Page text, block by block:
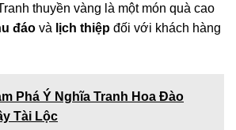
thuyền vàng là một món quà cao
đáo và lịch thiệp đối với khách hàng
Phá Ý Nghĩa Tranh Hoa Đào
Tài Lộc